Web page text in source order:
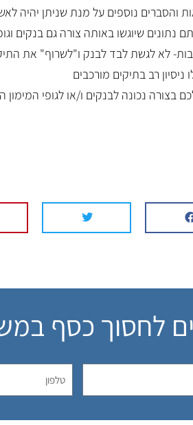
והסברים נוספים על מנת שניתן יהיה
שיוגשו באותה צורה גם בנקים
לא לגשת לבד לבנק ו"לשרוף" את
רב בתיקים מורכבים
בצורה נכונה לבנקים ו/או לגופי המימון
לחסוך כסף